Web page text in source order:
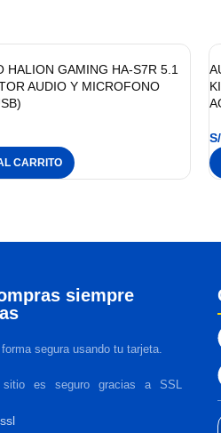
HALION GAMING HA-S7R 5.1
AUDIO Y MICROFONO
CARRITO
S/
siempre
segura usando tu tarjeta.
sitio es seguro gracias a SSL